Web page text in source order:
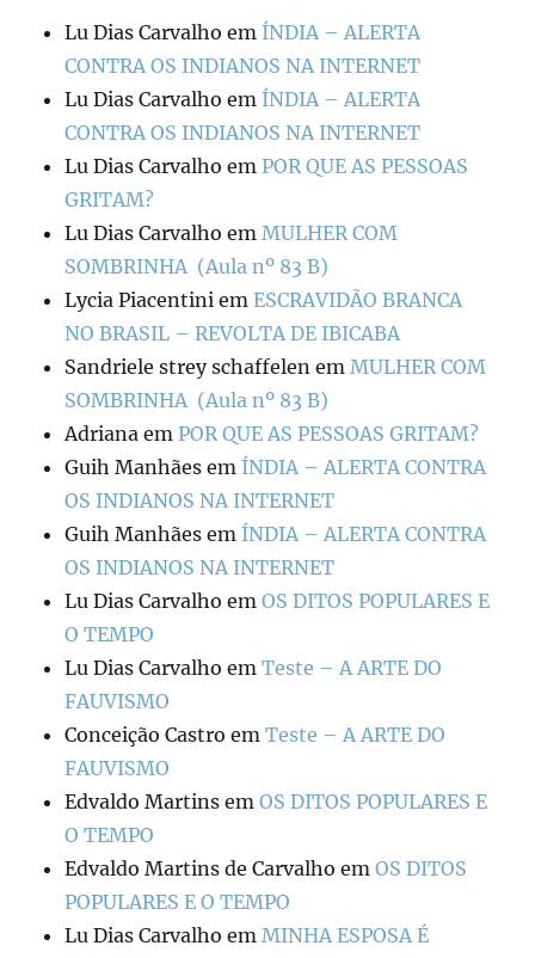
Lu Dias Carvalho em ÍNDIA – ALERTA
CONTRA OS INDIANOS NA INTERNET
Lu Dias Carvalho em ÍNDIA – ALERTA
CONTRA OS INDIANOS NA INTERNET
Lu Dias Carvalho emPOR QUE AS PESSOAS
GRITAM?
Lu Dias Carvalho emMULHER COM
SOMBRINHA (Aula nº 83 B)
Lycia Piacentini emESCRAVIDÃO BRANCA
NO BRASIL – REVOLTA DE IBICABA
Sandriele strey schaffelen emMULHER COM
SOMBRINHA (Aula nº 83 B)
Adriana emPOR QUE AS PESSOAS GRITAM?
Guih Manhães em ÍNDIA – ALERTA CONTRA
OS INDIANOS NA INTERNET
Guih Manhães em ÍNDIA – ALERTA CONTRA
OS INDIANOS NA INTERNET
Lu Dias Carvalho emOS DITOS POPULARES E
O TEMPO
Lu Dias Carvalho emTeste – A ARTE DO
FAUVISMO
Conceição Castro emTeste – A ARTE DO
FAUVISMO
Edvaldo Martins emOS DITOS POPULARES E
O TEMPO
Edvaldo Martins de Carvalho emOS DITOS
POPULARES E O TEMPO
Lu Dias Carvalho emMINHA ESPOSA É